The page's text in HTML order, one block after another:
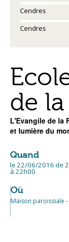
Cendres
Cendres
de
L'Evangile de la
et lumière du
Quand
le 22/06/2016 de
à 22h00
Où
Maison paroissiale